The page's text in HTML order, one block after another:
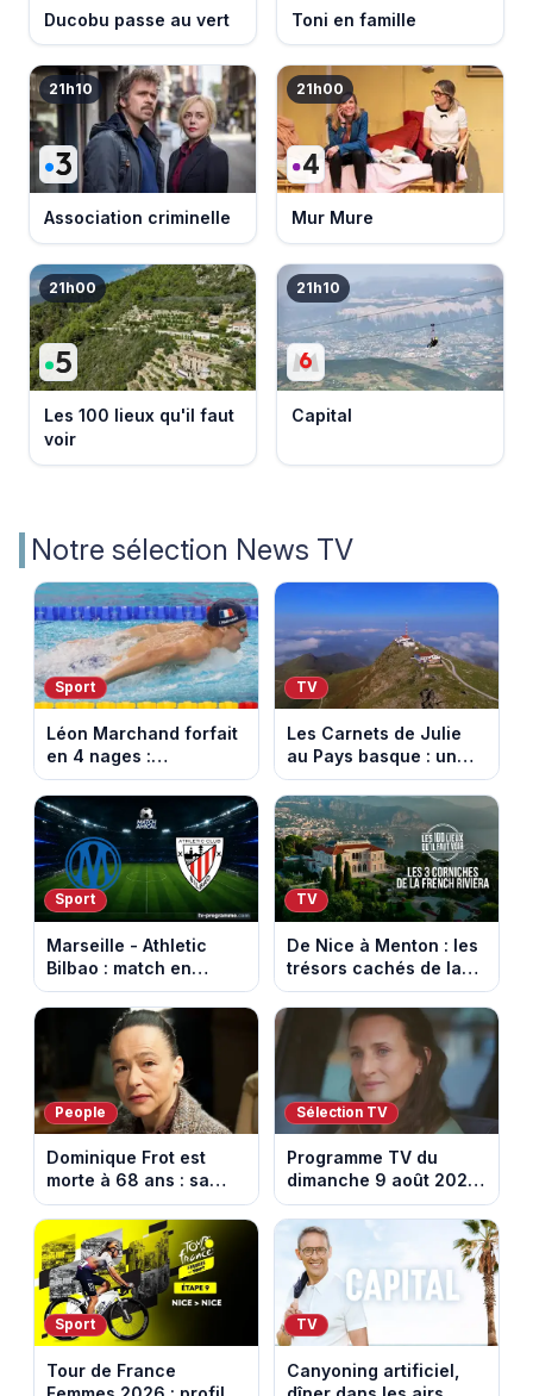
Ducobu passe au vert Toni en famille
21h10
Association criminelle
21h00
Mur Mure
21h00
Les 100 lieux qu'il faut
voir
21h10
Capital
Notre sélection News TV
Sport
Léon Marchand forfait
en 4 nages :
découvrez son
programme de nage
aux Championnats
d'Europe
TV
Les Carnets de Julie
au Pays basque : un
banquet au sommet de
la Rhune
Sport
Marseille - Athletic
Bilbao : match en
direct sur Ligue 1+ à
17h30 (amical du 9
août 2026)
TV
De Nice à Menton : les
trésors cachés de la
French Riviera dévoilés
dans les 100 lieux qu'il
faut voir
People
Dominique Frot est
morte à 68 ans : sa
sœur Catherine Frot
annonce la triste
nouvelle
Sélection TV
Programme TV du
dimanche 9 août 2026
: notre sélection pour
votre soirée télé
Sport
Tour de France
TV
Canyoning artificiel,